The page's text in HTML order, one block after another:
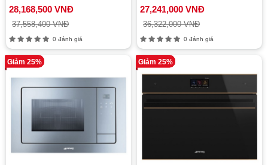
28,168,500 VNĐ
37,558,400 VNĐ
0 đánh giá
27,241,000 VNĐ
36,322,000 VNĐ
0 đánh giá
Giảm 25% Giảm 25%